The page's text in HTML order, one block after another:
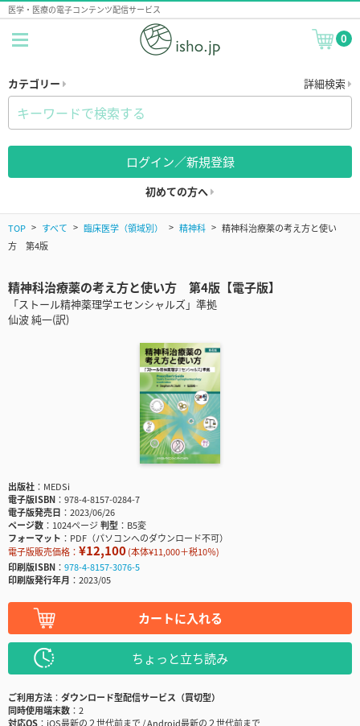
医学・医療の電子コンテンツ配信サービス
0
カテゴリー 詳細検索
ログイン／新規登録
初めての方へ
TOP すべて 臨床医学（領域別） 精神科
精神科治療薬の考え方と使い
方 第4版
精神科治療薬の考え方と使い方 第4版【電子版】
「ストール精神薬理学エセンシャルズ」準拠
仙波 純一(訳)
出版社
MEDSi
電子版ISBN
978-4-8157-0284-7
電子版発売日
2023/06/26
ページ数
1024ページ判型
B5変
フォーマット
PDF（パソコンへのダウンロード不可）
電子版販売価格： ¥12,100(本体¥11,000＋税10％)
印刷版ISBN
978-4-8157-3076-5
印刷版発行年月
2023/05
カートに入れる
ちょっと立ち読み
ご利用方法
ダウンロード型配信サービス（買切型）
同時使用端末数
2
対応OS
iOS最新の２世代前まで / Android最新の２世代前まで